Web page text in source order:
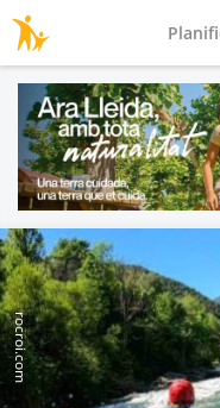
rocroi.com